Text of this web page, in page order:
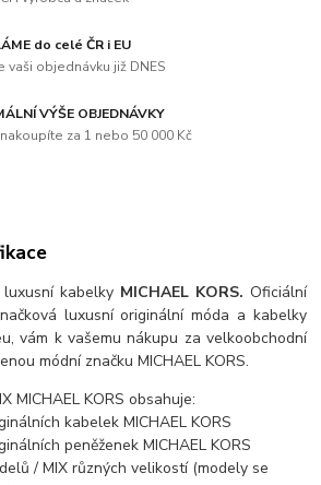
do celé ČR i EU
vaši objednávku již DNES
VÝŠE OBJEDNÁVKY
za 1 nebo 50 000 Kč
kabelky MICHAEL KORS. Oficiální
luxusní originální móda a kabelky
vám k vašemu nákupu za velkoobchodní
módní značku MICHAEL KORS.
MICHAEL KORS obsahuje:
kabelek MICHAEL KORS
peněženek MICHAEL KORS
/ MIX různých velikostí (modely se